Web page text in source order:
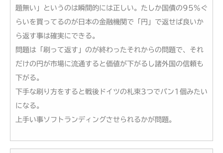
題無い」というのは瞬間的には正しい。たしか国債の95%ぐ
らいを買ってるのが日本の金融機関で「円」で返せば良いか
ら返す事は確実にできる。
問題は「刷って返す」のが終わったそれからの問題で、それ
だけの円が市場に流通すると価値が下がるし諸外国の信頼も
下がる。
下手な刷り方をすると戦後ドイツの札束3つでパン1個みたい
になる。
上手い事ソフトランディングさせられるかが問題。